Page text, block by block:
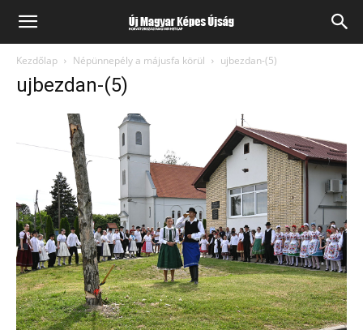
Kezdőlap Népünnepély a májusfa körül ujbezdan-(5)
ujbezdan-(5)